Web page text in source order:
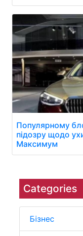
Categories
Бізнес
Популярному
підозру щодо
Максимум